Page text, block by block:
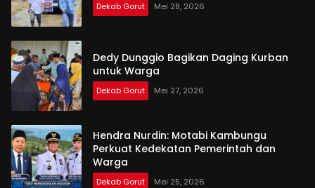
Dekab Gorut Mei 28, 2026
Dedy Dunggio Bagikan Daging Kurban
untuk Warga
Dekab Gorut Mei 27, 2026
Hendra Nurdin: Motabi Kambungu
Perkuat Kedekatan Pemerintah dan
Warga
Dekab Gorut Mei 25, 2026